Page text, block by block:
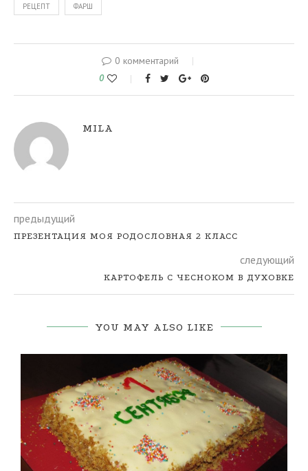
РЕЦЕПТ ФАРШ
0 комментарий
0
MILA
предыдущий
ПРЕЗЕНТАЦИЯ МОЯ РОДОСЛОВНАЯ 2 КЛАСС
следующий
КАРТОФЕЛЬ С ЧЕСНОКОМ В ДУХОВКЕ
YOU MAY ALSO LIKE